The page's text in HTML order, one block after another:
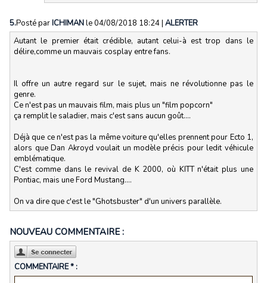
5.Posté parICHIMANle 04/08/2018 18:24| ALERTER
Autant le premier était crédible, autant celui-à est trop dans le
délire,comme un mauvais cosplay entre fans.
Il offre un autre regard sur le sujet, mais ne révolutionne pas le
genre.
Ce n'est pas un mauvais film, mais plus un "film popcorn"
ça remplit le saladier, mais c'est sans aucun goût....
Déjà que ce n'est pas la même voiture qu'elles prennent pour Ecto 1,
alors que Dan Akroyd voulait un modèle précis pour ledit véhicule
emblématique.
C'est comme dans le revival de K 2000, où KITT n'était plus une
Pontiac, mais une Ford Mustang....
On va dire que c'est le "Ghotsbuster" d'un univers parallèle.
NOUVEAU COMMENTAIRE :
COMMENTAIRE * :